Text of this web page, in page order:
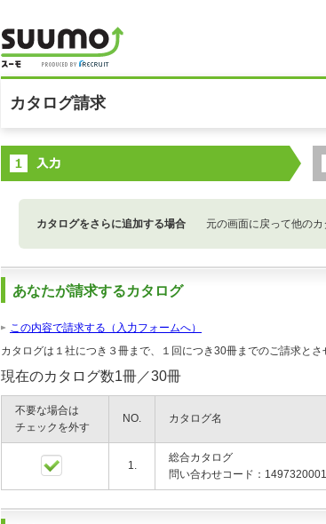
カタログ請求
カタログをさらに追加する場合 元の画面に戻って他の
あなたが請求するカタログ
この内容で請求する（入力フォームへ）
カタログは１社につき３冊まで、１回につき30冊までのご請求と
現在のカタログ数1冊／30冊
不要な場合は
チェックを外す
NO. カタログ名
1.
総合カタログ
問い合わせコード：1497320001